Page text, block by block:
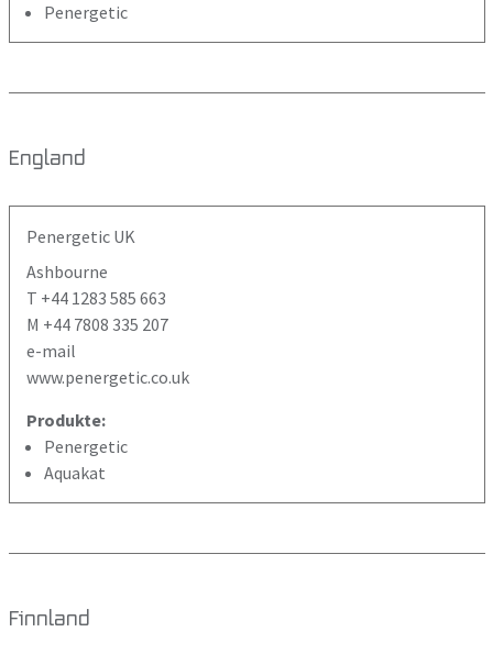
Penergetic
England
Penergetic UK
Ashbourne
T +44 1283 585 663
M +44 7808 335 207
e-mail
www.penergetic.co.uk
Produkte:
Penergetic
Aquakat
Finnland